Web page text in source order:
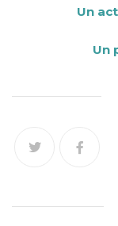
Un
Un